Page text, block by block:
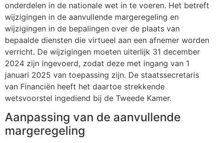
onderdelen in de nationale wet in te voeren. Het betreft
wijzigingen in de aanvullende margeregeling en
wijzigingen in de bepalingen over de plaats van
bepaalde diensten die virtueel aan een afnemer worden
verricht. De wijzigingen moeten uiterlijk 31 december
2024 zijn ingevoerd, zodat deze met ingang van 1
januari 2025 van toepassing zijn. De staatssecretaris
van Financiën heeft het daartoe strekkende
wetsvoorstel ingediend bij de Tweede Kamer.
Aanpassing van de aanvullende
margeregeling